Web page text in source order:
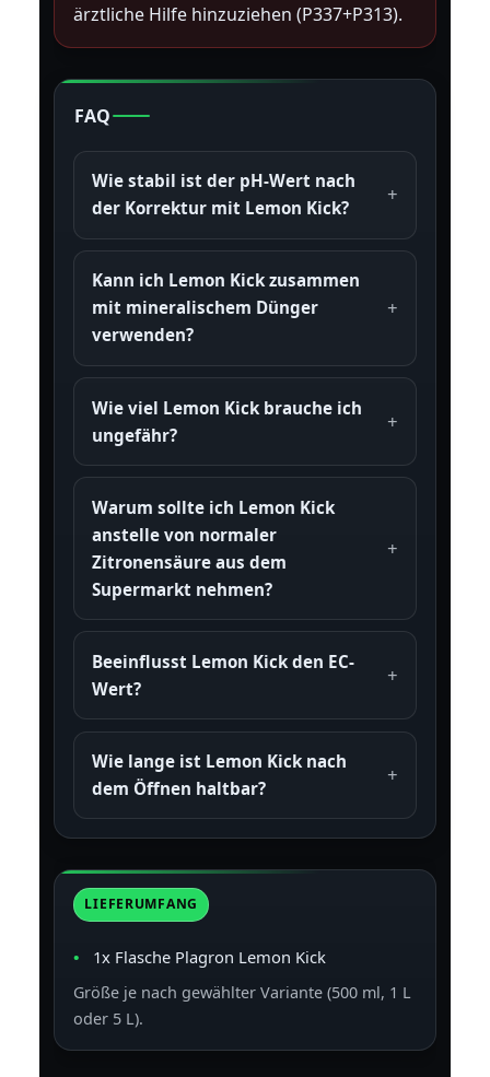
ärztliche Hilfe hinzuziehen (P337+P313).
FAQ
Wie stabil ist der pH-Wert nach
der Korrektur mit Lemon Kick?
Kann ich Lemon Kick zusammen
mit mineralischem Dünger
verwenden?
Wie viel Lemon Kick brauche ich
ungefähr?
Warum sollte ich Lemon Kick
anstelle von normaler
Zitronensäure aus dem
Supermarkt nehmen?
Beeinflusst Lemon Kick den EC-
Wert?
Wie lange ist Lemon Kick nach
dem Öffnen haltbar?
LIEFERUMFANG
1x Flasche Plagron Lemon Kick
Größe je nach gewählter Variante (500 ml, 1 L
oder 5 L).